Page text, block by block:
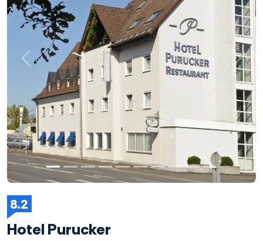
8.2
Hotel Purucker